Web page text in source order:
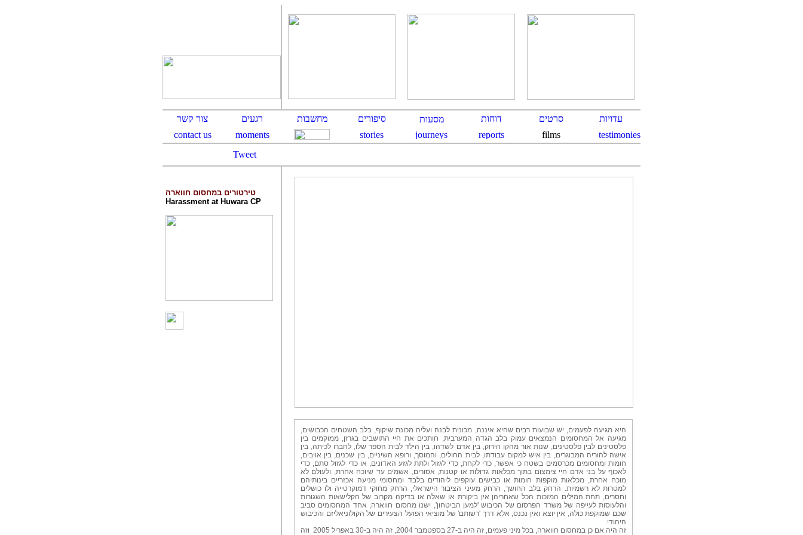
Tweet
טירטורים במחסום חווארה
Harassment at Huwara CP
היא מגיעה לפעמים, יש שבועות רבים שהיא איננה, מכונית לבנה ועליה מכונת שיקוף, בלב השטחים הכבושים,
מגיעה אל המחסומים הנמצאים עמוק בלב הגדה המערבית, חותכים את חיי התושבים בגרזן, ממוקמים בין
פלסטינים לבין פלסטינים, שנות אור מהקו הירוק, בין אדם לשדהו, בין הילד לבית הספר שלו, לחברו לכיתה, בין
אישה להוריה המבוגרים, בין איש למקום עבודתו, לבית החולים, והמוסך, ורופא השיניים, בין שכנים, בין אויבים,
חומות ומחסומים מכרסמים בשטח כי אפשר, כדי לקחת, כדי לגזול ולתת לגזע האדונים, או כדי לגזול סתם, כדי
לאכוף על בני אדם חיי צימצום בתוך מכלאות גדולות או קטנות, אסורים, אשמים עד שיוכח אחרת, ולעולם לא
מוכח אחרת, מכלאות מוקפות חומות או כבישים עוקפים ליהודים בלבד ומחסומי מניעה אכזריים בינותיהם
למטרות לא רשמיות. הרחק בלב החושך, הרחק מעיני הציבור הישראלי, הרחק מחוקי דמוקרטייה ולו כושלים
וחסרים, תחת המילים המזכות הכל שאחריהן אין ביקורת או שאלה או בדיקה מקרוב של הקלישאות השגורות
והלעוסות לעייפה של משרד הפרסום של הכיבוש 'למען הביטחון', ישנו מחסום חווארה, אחד המחסומים סביב
שכם שמוקפת כולה, אין יוצא ואין נכנס, אלא דרך 'רשותם' של מוציאי הפועל הצעירים של הקולוניאליזם והכיבוש
היהודי.
זה היה אם כן במחסום חווארה, בכל מיני פעמים, זה היה ב-27
בספטמבר זה היה ב-30 באפריל 2005 וזה